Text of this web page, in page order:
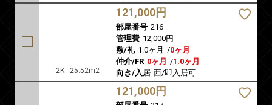
2K - 25.52m2
121,000円
部屋番号 216
管理費 12,000円
敷/礼 1.0ヶ月 /0ヶ月
仲介/FR 0ヶ月 /1.0ヶ月
向き/入居 西/即入居可
121,000円